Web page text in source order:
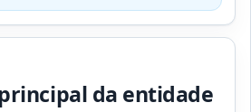
da entidade